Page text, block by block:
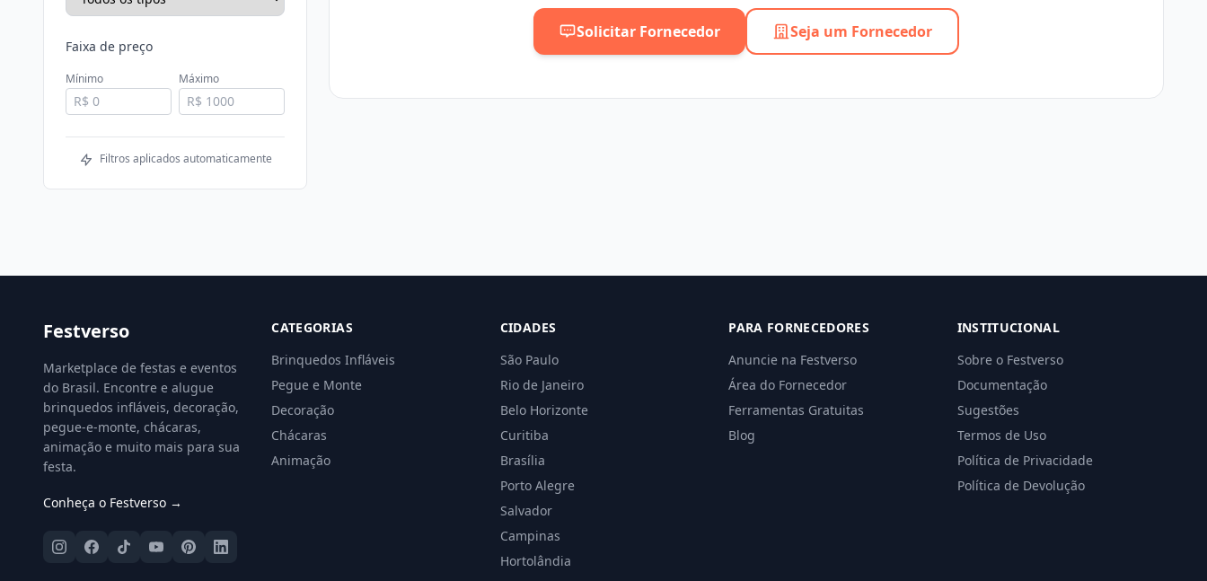
Faixa de preço
Mínimo Máximo
Filtros aplicados automaticamente
Solicitar Fornecedor Seja um Fornecedor
Festverso
Marketplace de festas e eventos
do Brasil. Encontre e alugue
brinquedos infláveis, decoração,
pegue-e-monte, chácaras,
animação e muito mais para sua
festa.
Conheça o Festverso →
CATEGORIAS
Brinquedos Infláveis
Pegue e Monte
Decoração
Chácaras
Animação
CIDADES
São Paulo
Rio de Janeiro
Belo Horizonte
Curitiba
Brasília
Porto Alegre
Salvador
Campinas
Hortolândia
PARA FORNECEDORES
Anuncie na Festverso
Área do Fornecedor
Ferramentas Gratuitas
Blog
INSTITUCIONAL
Sobre o Festverso
Documentação
Sugestões
Termos de Uso
Política de Privacidade
Política de Devolução